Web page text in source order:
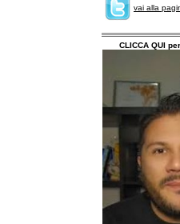
vai alla
CLICCA QUI